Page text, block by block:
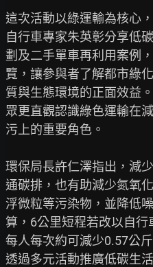
這次活動以綠運輸為核心
自行車專家朱英彰分享低
劃及二手單車再利用案例
覽，讓參與者了解都市綠
質與生態環境的正面效益
眾更直觀認識綠色運輸在
污上的重要角色。
環保局長許仁澤指出，減
通碳排，也有助減少氮氧
浮微粒等污染物，並降低
算，6公里短程若改以自行
每人每次約可減少0.57公
透過多元活動推廣低碳生